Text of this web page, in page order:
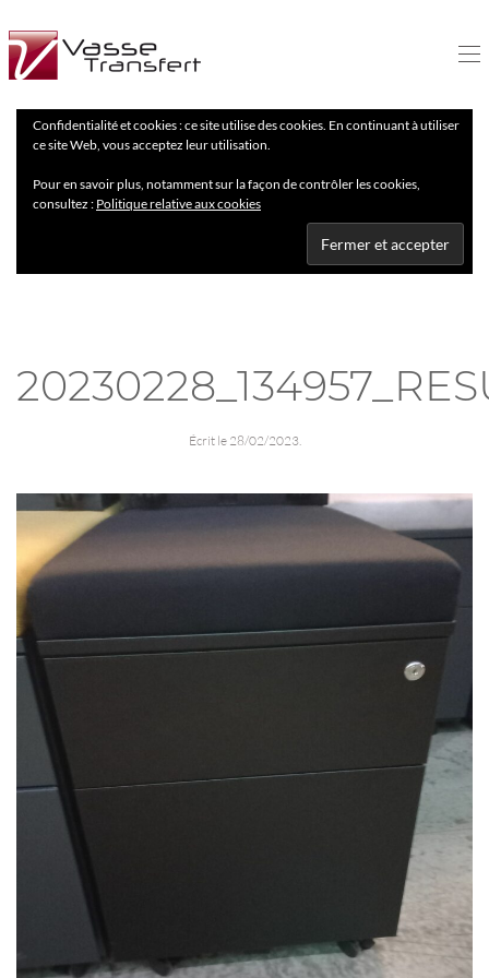
Confidentialité et cookies : ce site utilise des cookies. En continuant à utiliser
ce site Web, vous acceptez leur utilisation.
Pour en savoir plus, notamment sur la façon de contrôler les cookies,
consultez : Politique relative aux cookies
Écrit le 28/02/2023.